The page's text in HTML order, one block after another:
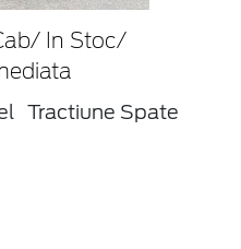
In Stoc/
Tractiune Spate